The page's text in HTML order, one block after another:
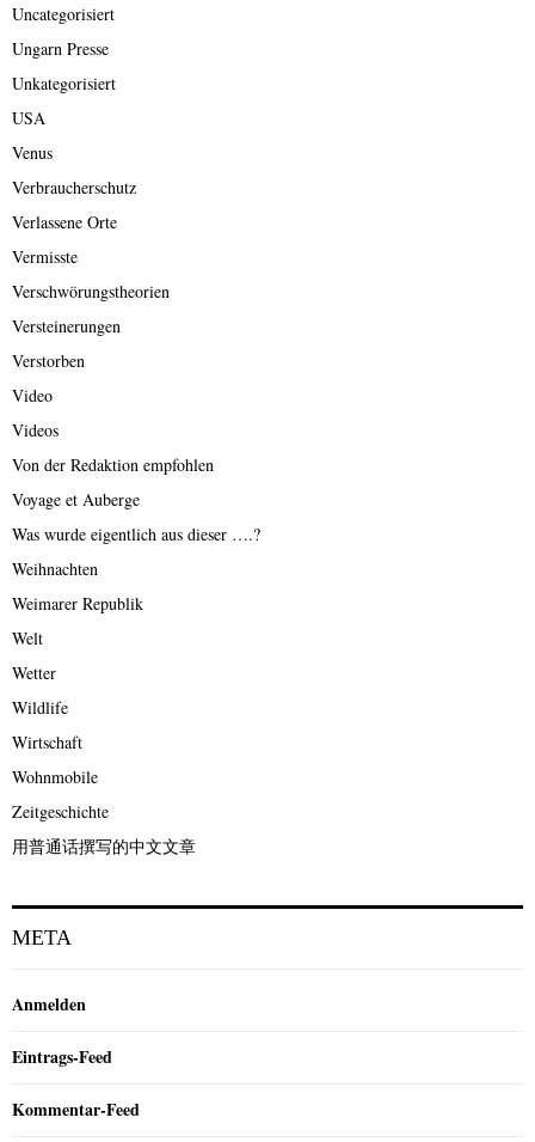
Uncategorisiert
Ungarn Presse
Unkategorisiert
USA
Venus
Verbraucherschutz
Verlassene Orte
Vermisste
Verschwörungstheorien
Versteinerungen
Verstorben
Video
Videos
Von der Redaktion empfohlen
Voyage et Auberge
Was wurde eigentlich aus dieser ….?
Weihnachten
Weimarer Republik
Welt
Wetter
Wildlife
Wirtschaft
Wohnmobile
Zeitgeschichte
用普通话撰写的中文文章
META
Anmelden
Eintrags-Feed
Kommentar-Feed